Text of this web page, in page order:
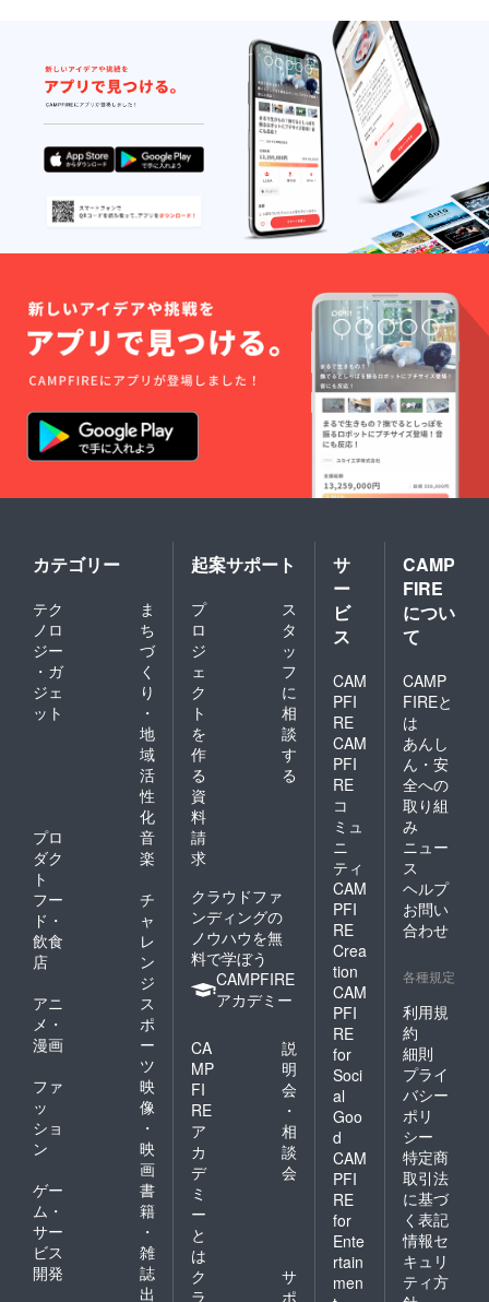
カテゴリー
テク
ノロ
ジー
・ガ
ジェ
ット
ま
ち
づ
く
り
・
地
域
活
性
化
プロ
ダク
ト
音
楽
フー
ド・
飲食
店
チ
ャ
レ
ン
ジ
アニ
メ・
漫画
ス
ポ
ー
ツ
ファ
ッ
ショ
ン
映
像
・
映
画
ゲー
ム・
サー
ビス
開発
書
籍
・
雑
誌
出
起案サポート
プ
ロ
ジ
ェ
ク
ト
を
作
る
ス
タ
ッ
フ
に
相
談
す
る
資
料
請
求
クラウドファ
ンディングの
ノウハウを無
料で学ぼう
CAMPFIRE
アカデミー
CA
MP
FI
RE
ア
カ
デ
ミ
ー
と
は
説
明
会
・
相
談
会
ク
ラ
サ
ポ
サ
ー
ビ
ス
CAM
PFI
RE
CAM
PFI
RE
コ
ミュ
ニ
ティ
CAM
PFI
RE
Crea
tion
CAM
PFI
RE
for
Soci
al
Goo
d
CAM
PFI
RE
for
Ente
rtain
men
CAMP
FIRE
につい
て
CAMP
FIREと
は
あんし
ん・安
全への
取り組
み
ニュー
ス
ヘルプ
お問い
合わせ
各種規定
利用規
約
細則
プライ
バシー
ポリ
シー
特定商
取引法
に基づ
く表記
情報セ
キュリ
ティ方